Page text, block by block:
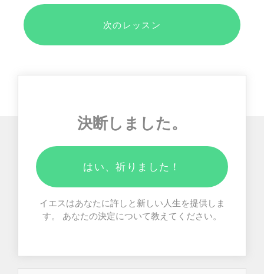
次のレッスン
決断しました。
はい、祈りました！
イエスはあなたに許しと新しい人生を提供しま
す。 あなたの決定について教えてください。